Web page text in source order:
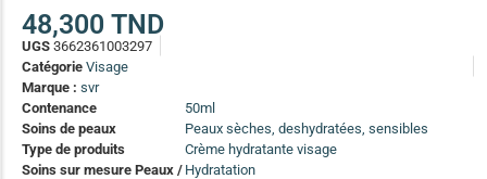
(13)
Soin anti-pelliculaire
Soin pointes cassantes et fourchues
Soins Solaires Ciblés
Pour chaque type de peau, une solution
48,300 TND
UGS 3662361003297
Catégorie Visage
Marque : svr
Contenance
50ml
Soins de peaux
Peaux sèches, deshydratées, sensibles
Type de produits
Crème hydratante visage
Soins sur mesure Peaux / Hydratation